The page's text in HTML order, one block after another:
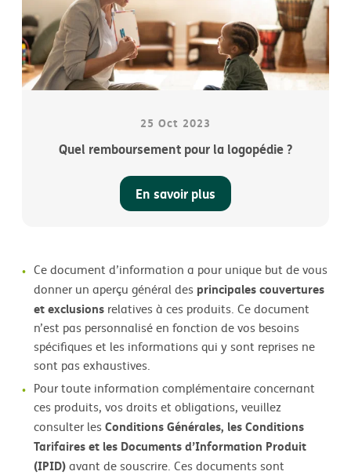
25 Oct 2023
Quel remboursement pour la logopédie ?
En savoir plus
Ce document d’information a pour unique but de vous
donner un aperçu général des principales couvertures
et exclusions relatives à ces produits. Ce document
n’est pas personnalisé en fonction de vos besoins
spécifiques et les informations qui y sont reprises ne
sont pas exhaustives.
Pour toute information complémentaire concernant
ces produits, vos droits et obligations, veuillez
consulter lesConditions Générales, les Conditions
Tarifaires et les Documents d’Information Produit
(IPID)avant de souscrire. Ces documents sont